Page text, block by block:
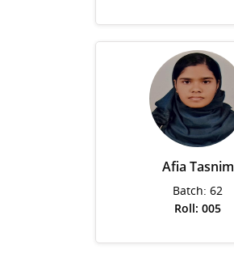
Afia Tasnim
Batch: 62
Roll: 005